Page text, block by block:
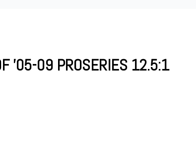
'05-09 PROSERIES 12.5:1